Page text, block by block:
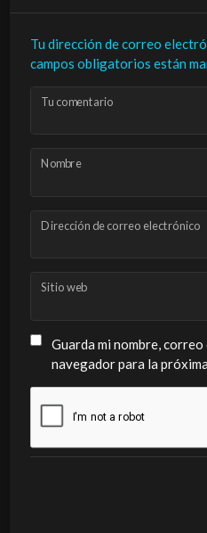
Tu dirección de correo
campos obligatorios están
Tu comentario
Nombre
Dirección de correo electrónico
Sitio web
Guarda mi nombre,
navegador para la